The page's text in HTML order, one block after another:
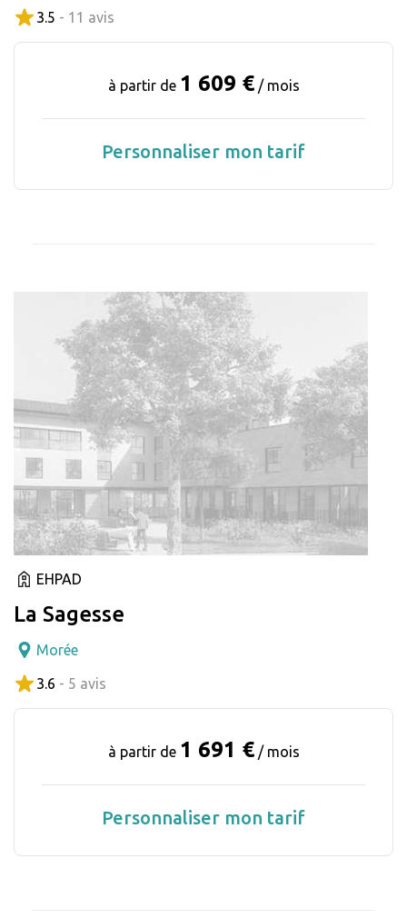
3.5 - 11 avis
à partir de 1 609 € / mois
Personnaliser mon tarif
EHPAD
La Sagesse
Morée
3.6 - 5 avis
à partir de 1 691 € / mois
Personnaliser mon tarif